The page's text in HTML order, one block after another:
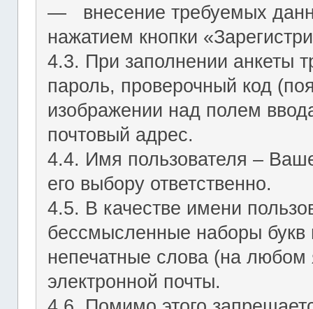
― внесение требуемых
нажатием кнопки
4.3. При заполнении анкеты
пароль, проверочный код
изображении над полем
почтовый адрес.
4.4. Имя пользователя –
его выбору ответственно.
4.5. В качестве имени
бессмысленные наборы
непечатные слова (на любом
электронной почты.